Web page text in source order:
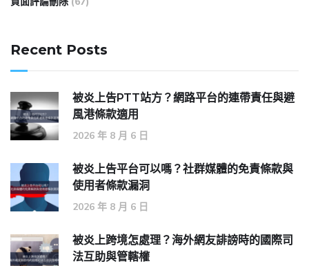
Recent Posts
被炎上告PTT站方？網路平台的連帶責任與避
風港條款適用
2026 年 8 月 6 日
被炎上告平台可以嗎？社群媒體的免責條款與
使用者條款漏洞
2026 年 8 月 6 日
被炎上跨境怎處理？海外網友誹謗時的國際司
法互助與管轄權